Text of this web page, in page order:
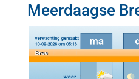
Meerdaagse